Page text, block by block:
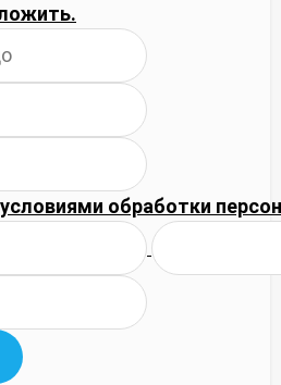
условиями обработки